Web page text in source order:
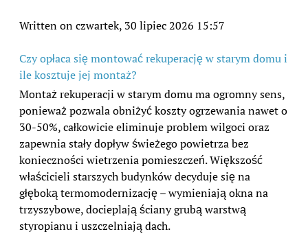
Written on czwartek, 30 lipiec 2026 15:57
Czy opłaca się montować rekuperację w starym domu i
ile kosztuje jej montaż?
Montaż rekuperacji w starym domu ma ogromny sens,
ponieważ pozwala obniżyć koszty ogrzewania nawet o
30-50%, całkowicie eliminuje problem wilgoci oraz
zapewnia stały dopływ świeżego powietrza bez
konieczności wietrzenia pomieszczeń. Większość
właścicieli starszych budynków decyduje się na
głęboką termomodernizację – wymieniają okna na
trzyszybowe, docieplają ściany grubą warstwą
styropianu i uszczelniają dach.